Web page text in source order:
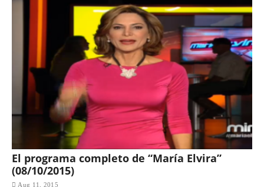
El programa completo de “María Elvira”
(08/10/2015)
Aug 11, 2015